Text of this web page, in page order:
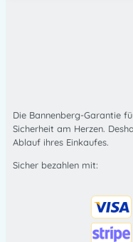
Die Bannenberg-Garantie
Sicherheit am Herzen.
Ablauf ihres Einkaufes.
Sicher bezahlen mit: